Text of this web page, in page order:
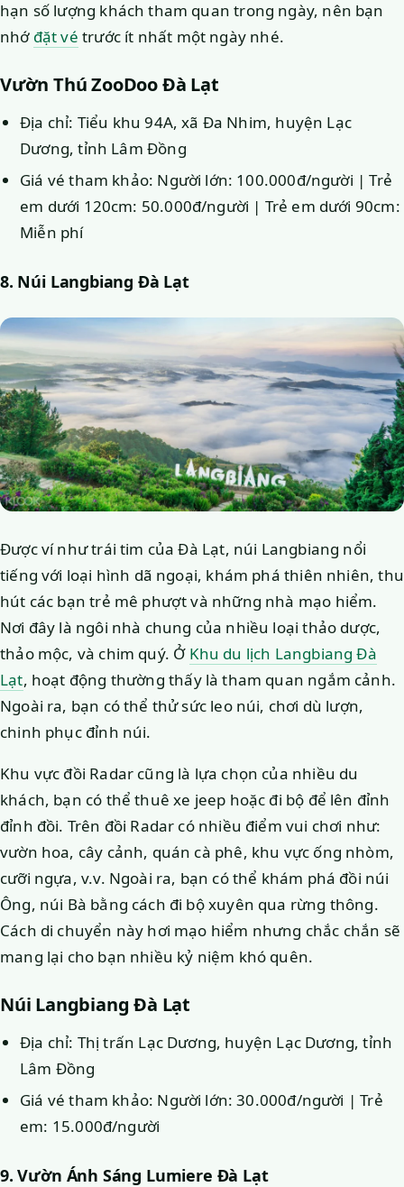
hạn số lượng khách tham quan trong ngày, nên bạn
nhớ đặt vé trước ít nhất một ngày nhé.
Vườn Thú ZooDoo Đà Lạt
Địa chỉ: Tiểu khu 94A, xã Đa Nhim, huyện Lạc
Dương, tỉnh Lâm Đồng
Giá vé tham khảo: Người lớn: 100.000đ/người | Trẻ
em dưới 120cm: 50.000đ/người | Trẻ em dưới 90cm:
Miễn phí
8. Núi Langbiang Đà Lạt
Được ví như trái tim của Đà Lạt, núi Langbiang nổi
tiếng với loại hình dã ngoại, khám phá thiên nhiên, thu
hút các bạn trẻ mê phượt và những nhà mạo hiểm.
Nơi đây là ngôi nhà chung của nhiều loại thảo dược,
thảo mộc, và chim quý. Ở Khu du lịch Langbiang Đà
Lạt, hoạt động thường thấy là tham quan ngắm cảnh.
Ngoài ra, bạn có thể thử sức leo núi, chơi dù lượn,
chinh phục đỉnh núi.
Khu vực đồi Radar cũng là lựa chọn của nhiều du
khách, bạn có thể thuê xe jeep hoặc đi bộ để lên đỉnh
đỉnh đồi. Trên đồi Radar có nhiều điểm vui chơi như:
vườn hoa, cây cảnh, quán cà phê, khu vực ống nhòm,
cưỡi ngựa, v.v. Ngoài ra, bạn có thể khám phá đồi núi
Ông, núi Bà bằng cách đi bộ xuyên qua rừng thông.
Cách di chuyển này hơi mạo hiểm nhưng chắc chắn sẽ
mang lại cho bạn nhiều kỷ niệm khó quên.
Núi Langbiang Đà Lạt
Địa chỉ: Thị trấn Lạc Dương, huyện Lạc Dương, tỉnh
Lâm Đồng
Giá vé tham khảo: Người lớn: 30.000đ/người | Trẻ
em: 15.000đ/người
9. Vườn Ánh Sáng Lumiere Đà Lạt